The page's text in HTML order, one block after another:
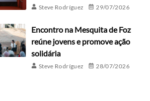
Steve Rodríguez 29/07/2026
Encontro na Mesquita de Foz
reúne jovens e promove ação
solidária
Steve Rodríguez 28/07/2026